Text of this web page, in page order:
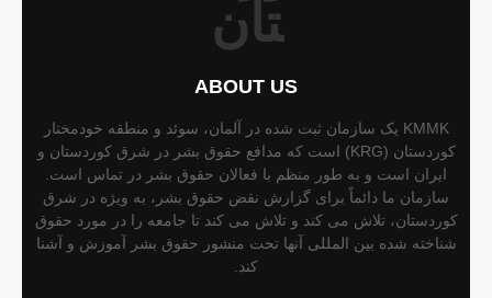
ABOUT US
KMMK یک سازمان ثبت شده در آلمان، سوئد و منطقه خودمختار
کوردستان (KRG) است که مدافع حقوق بشر در شرق کوردستان و
ایران است و به طور منظم با فعالان حقوق بشر در تماس است.
سازمان ما دائماً برای گزارش نقض حقوق بشر، به ویژه در شرق
کوردستان، تلاش می کند و تلاش می کند تا جامعه را در مورد حقوق
شناخته شده بین المللی آنها تحت منشور حقوق بشر آموزش و آشنا
کند.